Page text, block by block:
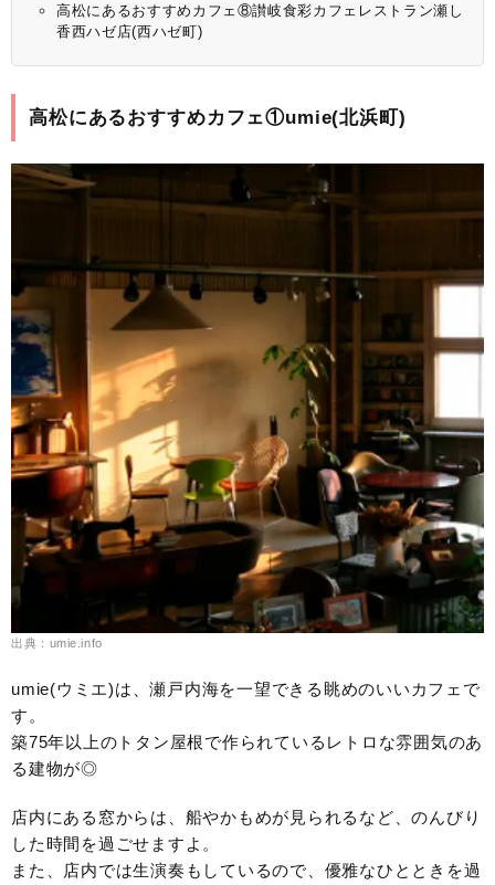
高松にあるおすすめカフェ⑧讃岐食彩カフェレストラン瀬し
香西ハゼ店(西ハゼ町)
高松にあるおすすめカフェ①umie(北浜町)
出典：umie.info
umie(ウミエ)は、瀬戸内海を一望できる眺めのいいカフェで
す。
築75年以上のトタン屋根で作られているレトロな雰囲気のあ
る建物が◎
店内にある窓からは、船やかもめが見られるなど、のんびり
した時間を過ごせますよ。
また、店内では生演奏もしているので、優雅なひとときを過